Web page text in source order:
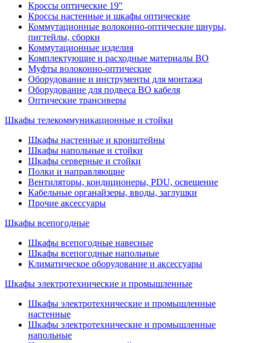
Кроссы оптические 19"
Кроссы настенные и шкафы оптические
Коммутационные волоконно-оптические шнуры,
пигтейлы, сборки
Коммутационные изделия
Комплектующие и расходные материалы ВО
Муфты волоконно-оптические
Оборудование и инструменты для монтажа
Оборудование для подвеса ВО кабеля
Оптические трансиверы
Шкафы телекоммуникационные и стойки
Шкафы настенные и кронштейны
Шкафы напольные и стойки
Шкафы серверные и стойки
Полки и направляющие
Вентиляторы, кондиционеры, PDU, освещение
Кабельные органайзеры, вводы, заглушки
Прочие аксеcсуары
Шкафы всепогодные
Шкафы всепогодные навесные
Шкафы всепогодные напольные
Климатическое оборудование и аксессуары
Шкафы электротехнические и промышленные
Шкафы электротехнические и промышленные
настенные
Шкафы электротехнические и промышленные
напольные